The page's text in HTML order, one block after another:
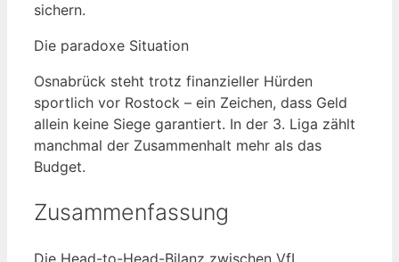
sichern.
Die paradoxe Situation
Osnabrück steht trotz finanzieller Hürden
sportlich vor Rostock – ein Zeichen, dass Geld
allein keine Siege garantiert. In der 3. Liga zählt
manchmal der Zusammenhalt mehr als das
Budget.
Zusammenfassung
Die Head-to-Head-Bilanz zwischen VfL